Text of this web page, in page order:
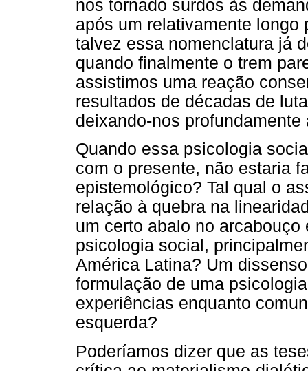
nos tornado surdos às
após um relativamente longo
talvez essa nomenclatura já
quando finalmente o trem
assistimos uma reação
resultados de décadas de
deixando-nos profundamente
Quando essa psicologia
com o presente, não estaria
epistemológico? Tal qual o
relação à quebra na
um certo abalo no
psicologia social,
América Latina? Um
formulação de uma
experiências enquanto
esquerda?
Poderíamos dizer que as